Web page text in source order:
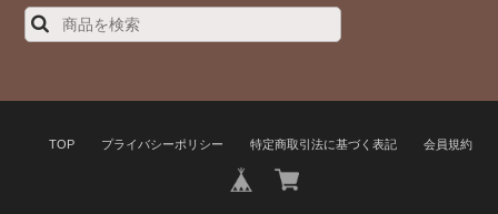
TOP プライバシーポリシー 特定商取引法に基づく表記 会員規約